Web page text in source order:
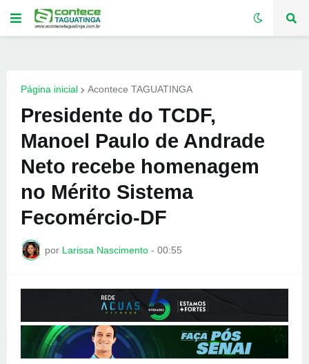
Página inicial Acontece TAGUATINGA
Presidente do TCDF,
Manoel Paulo de Andrade
Neto recebe homenagem
no Mérito Sistema
Fecomércio-DF
por Larissa Nascimento - 00:55